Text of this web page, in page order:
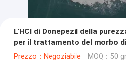
L'HCl di Donepezil della
per il trattamento del morbo
70-3
Prezzo：Negoziabile MOQ：50